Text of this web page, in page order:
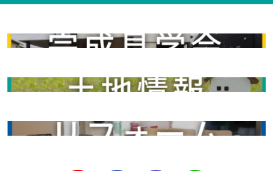
完成見学会
土地情報